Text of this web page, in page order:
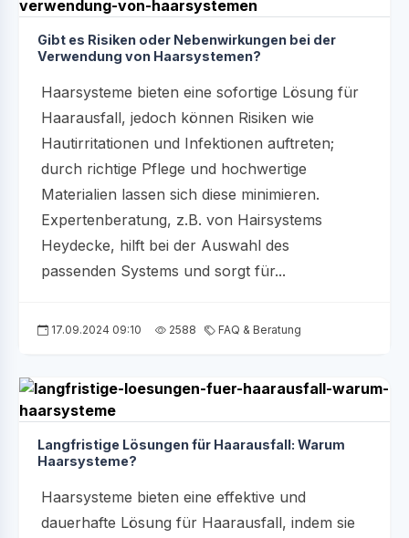
Gibt es Risiken oder Nebenwirkungen bei der
Verwendung von Haarsystemen?
Haarsysteme bieten eine sofortige Lösung für
Haarausfall, jedoch können Risiken wie
Hautirritationen und Infektionen auftreten;
durch richtige Pflege und hochwertige
Materialien lassen sich diese minimieren.
Expertenberatung, z.B. von Hairsystems
Heydecke, hilft bei der Auswahl des
passenden Systems und sorgt für...
17.09.2024 09:10 2588 FAQ & Beratung
Langfristige Lösungen für Haarausfall: Warum
Haarsysteme?
Haarsysteme bieten eine effektive und
dauerhafte Lösung für Haarausfall, indem sie